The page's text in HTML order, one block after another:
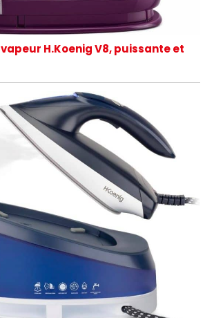
H.Koenig V8, puissante et